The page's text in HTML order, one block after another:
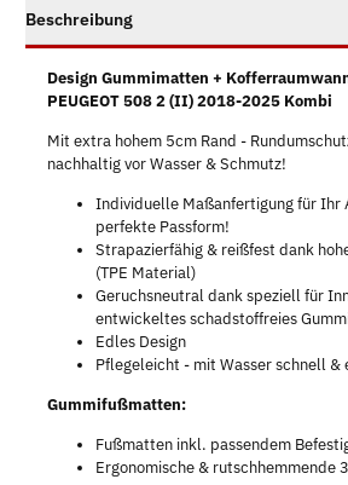
Beschreibung
Design Gummimatten +
PEUGEOT 508 2 (II) 2018-2025 Kombi
Mit extra hohem 5cm Rand -
nachhaltig vor Wasser & Schmutz!
Individuelle Maßanfertigung für Ihr
perfekte Passform!
Strapazierfähig & reißfest dank
(TPE Material)
Geruchsneutral dank speziell für
entwickeltes schadstoffreies
Edles Design
Pflegeleicht - mit Wasser schnell &
Gummifußmatten:
Fußmatten inkl. passendem
Ergonomische & rutschhemmende